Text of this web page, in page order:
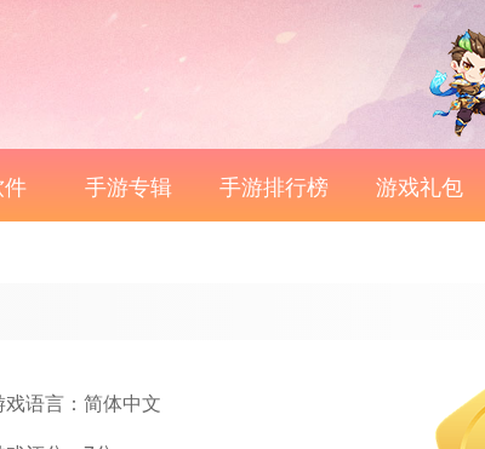
件 手游专辑 手游排行榜 游戏礼包
戏语言：简体中文